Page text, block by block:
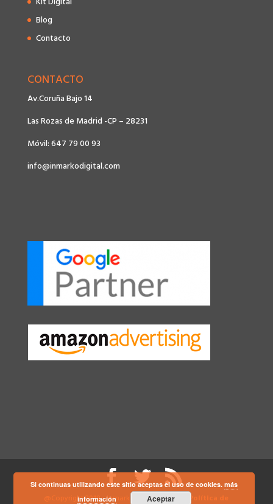
Blog
Contacto
CONTACTO
Av.Coruña Bajo 14
Las Rozas de Madrid -CP – 28231
Móvil: 647 79 00 93
info@inmarkodigital.com
@Copyright 2018 - Inmarko - Aviso Legal - Política de
Si continuas utilizando este sitio aceptas el uso de cookies.más
información
Aceptar